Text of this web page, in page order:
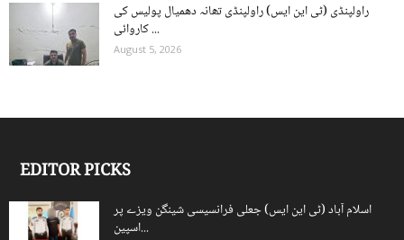
راولپنڈی (ٹی این ایس) راولپنڈی تھانہ دھمیال پولیس کی
کاروائی ...
August 5, 2026
EDITOR PICKS
اسلام آباد (ٹی این ایس) جعلی فرانسیسی شینگن ویزے پر
اسپین...